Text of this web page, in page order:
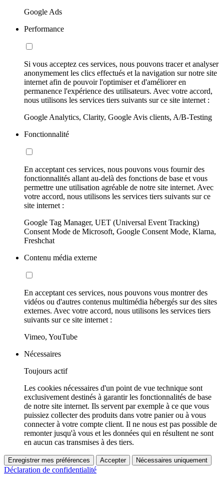
Google Ads
Performance
Si vous acceptez ces services, nous pouvons tracer et analyser
anonymement les clics effectués et la navigation sur notre site
internet afin de pouvoir l'optimiser et d'améliorer en
permanence l'expérience des utilisateurs. Avec votre accord,
nous utilisons les services tiers suivants sur ce site internet :
Google Analytics, Clarity, Google Avis clients, A/B-Testing
Fonctionnalité
En acceptant ces services, nous pouvons vous fournir des
fonctionnalités allant au-delà des fonctions de base et vous
permettre une utilisation agréable de notre site internet. Avec
votre accord, nous utilisons les services tiers suivants sur ce
site internet :
Google Tag Manager, UET (Universal Event Tracking)
Consent Mode de Microsoft, Google Consent Mode, Klarna,
Freshchat
Contenu média externe
En acceptant ces services, nous pouvons vous montrer des
vidéos ou d'autres contenus multimédia hébergés sur des sites
externes. Avec votre accord, nous utilisons les services tiers
suivants sur ce site internet :
Vimeo, YouTube
Nécessaires
Toujours actif
Les cookies nécessaires d'un point de vue technique sont
exclusivement destinés à garantir les fonctionnalités de base
de notre site internet. Ils servent par exemple à ce que vous
puissiez collecter des produits dans votre panier ou à vous
connecter à votre compte client. Il ne nous est pas possible de
remonter jusqu'à vous et les données qui en résultent ne sont
en aucun cas transmises à des tiers.
Enregistrer mes préférences Accepter Nécessaires uniquement
Déclaration de confidentialité